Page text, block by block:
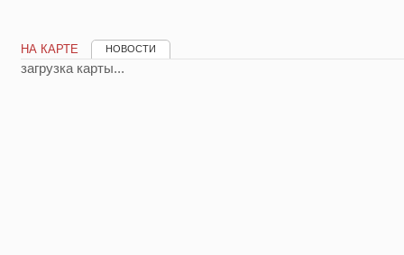
НА КАРТЕ НОВОСТИ
загрузка карты...